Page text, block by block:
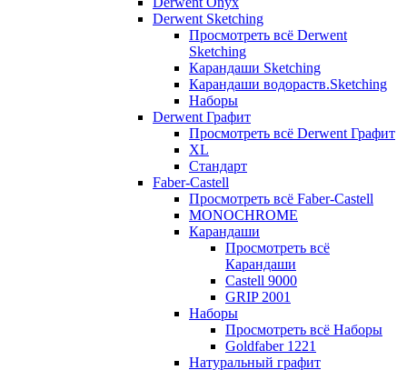
Derwent Sketching
Просмотреть всё Derwent
Sketching
Карандаши Sketching
Карандаши водораств.Sketching
Наборы
Derwent Графит
Просмотреть всё Derwent Графит
XL
Стандарт
Faber-Castell
Просмотреть всё Faber-Castell
MONOCHROME
Карандаши
Просмотреть всё
Карандаши
Castell 9000
GRIP 2001
Наборы
Просмотреть всё Наборы
Goldfaber 1221
Натуральный графит